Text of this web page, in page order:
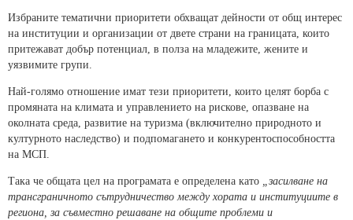
Избраните тематични приоритети обхващат дейности от общ интерес
на институции и организации от двете страни на границата, които
притежават добър потенциал, в полза на младежите, жените и
уязвимите групи.
Най-голямо отношение имат тези приоритети, които целят борба с
промяната на климата и управлението на рискове, опазване на
околната среда, развитие на туризма (включително природното и
културното наследство) и подпомагането и конкурентоспособността
на МСП.
Така че общата цел на програмата е определена като „засилване на
трансграничното сътрудничество между хората и институциите в
региона, за съвместно решаване на общите проблеми и